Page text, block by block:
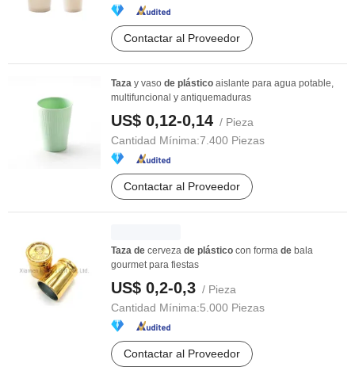
Contactar al Proveedor
Taza y vaso de plástico aislante para agua potable,
multifuncional y antiquemaduras
US$ 0,12-0,14 / Pieza
Cantidad Mínima:7.400 Piezas
Contactar al Proveedor
Taza de cerveza de plástico con forma de bala
gourmet para fiestas
US$ 0,2-0,3 / Pieza
Cantidad Mínima:5.000 Piezas
Contactar al Proveedor